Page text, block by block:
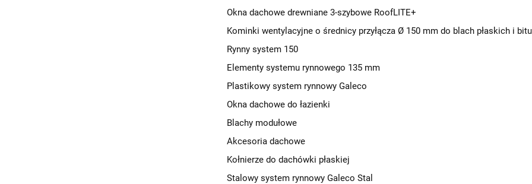
Okna dachowe drewniane 3-szybowe RoofLITE+
Kominki wentylacyjne o średnicy przyłącza Ø 150 mm do blach płaskich i
Rynny system 150
Elementy systemu rynnowego 135 mm
Plastikowy system rynnowy Galeco
Okna dachowe do łazienki
Blachy modułowe
Akcesoria dachowe
Kołnierze do dachówki płaskiej
Stalowy system rynnowy Galeco Stal